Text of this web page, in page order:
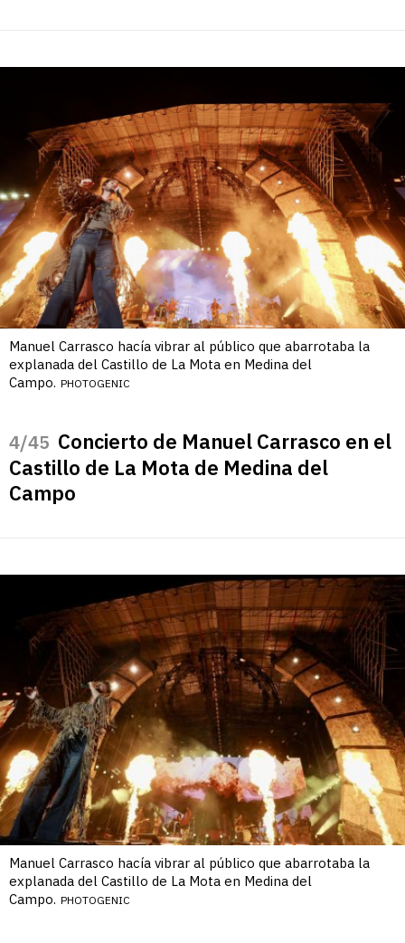
Manuel Carrasco hacía vibrar al público que abarrotaba la
explanada del Castillo de La Mota en Medina del
Campo. PHOTOGENIC
/45 Concierto de Manuel Carrasco en el
Castillo de La Mota de Medina del
Campo
Manuel Carrasco hacía vibrar al público que abarrotaba la
explanada del Castillo de La Mota en Medina del
Campo. PHOTOGENIC